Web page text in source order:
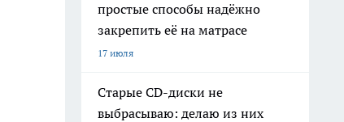
простые способы надёжно
закрепить её на матрасе
17 июля
Старые CD-диски не
выбрасываю: делаю из них